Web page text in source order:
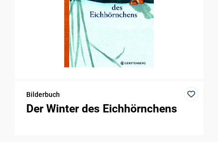
Bilderbuch
Der Winter des Eichhörnchens